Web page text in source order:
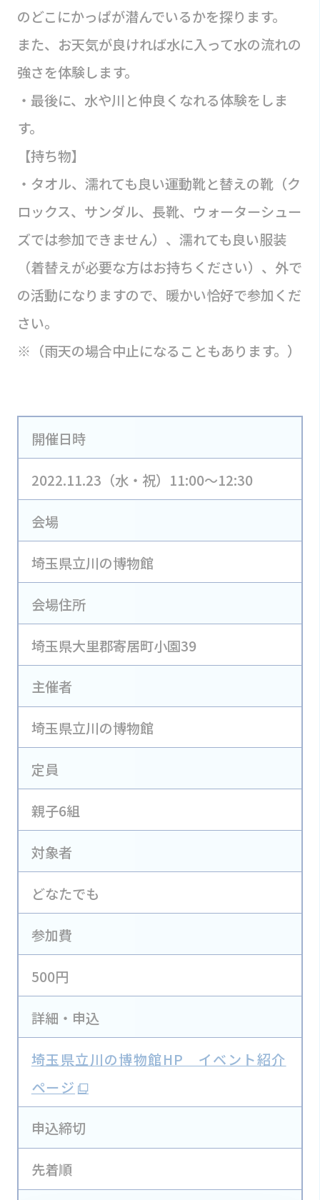
のどこにかっぱが潜んでいるかを探ります。
また、お天気が良ければ水に入って水の流れの
強さを体験します。
・最後に、水や川と仲良くなれる体験をしま
す。
【持ち物】
・タオル、濡れても良い運動靴と替えの靴（ク
ロックス、サンダル、長靴、ウォーターシュー
ズでは参加できません）、濡れても良い服装
（着替えが必要な方はお持ちください）、外で
の活動になりますので、暖かい恰好で参加くだ
さい。
※（雨天の場合中止になることもあります。）
開催日時
2022.11.23（水・祝）11:00～12:30
会場
埼玉県立川の博物館
会場住所
埼玉県大里郡寄居町小園39
主催者
埼玉県立川の博物館
定員
親子6組
対象者
どなたでも
参加費
500円
詳細・申込
埼玉県立川の博物館HP イベント紹介
ページ
申込締切
先着順